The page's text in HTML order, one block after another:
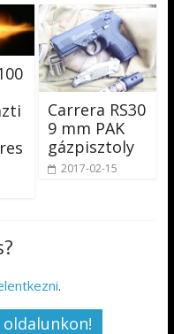
Carrera RS30
9 mm PAK
gázpisztoly
2017-02-15
.
oldalunkon!